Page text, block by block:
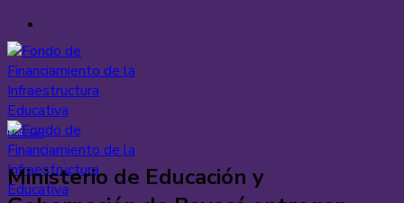
Saltar
al
contenido
Noticias
Ministerio de Educación y